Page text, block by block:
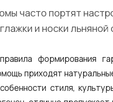
часто портят
и носки
формирования
приходят
стиля,